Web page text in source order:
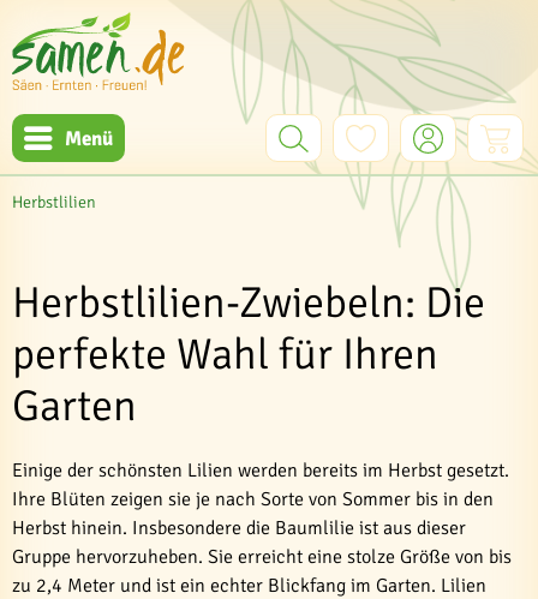
Menü
Herbstlilien
Herbstlilien-Zwiebeln: Die
perfekte Wahl für Ihren
Garten
Einige der schönsten Lilien werden bereits im Herbst gesetzt.
Ihre Blüten zeigen sie je nach Sorte von Sommer bis in den
Herbst hinein. Insbesondere die Baumlilie ist aus dieser
Gruppe hervorzuheben. Sie erreicht eine stolze Größe von bis
zu 2,4 Meter und ist ein echter Blickfang im Garten. Lilien